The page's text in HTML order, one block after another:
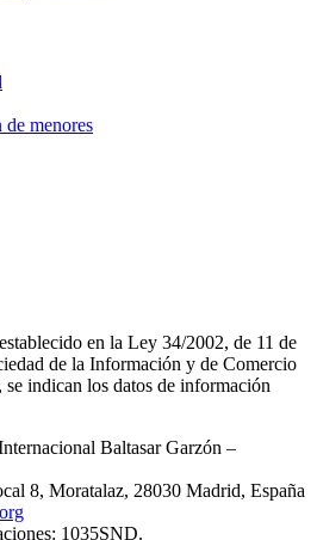
menores
en la Ley 34/2002, de 11 de
de la Información y de Comercio
indican los datos de información
Baltasar Garzón –
8, Moratalaz, 28030 Madrid, España
1035SND.